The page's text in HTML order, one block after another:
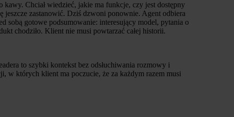
Chciał wiedzieć, jakie ma funkcje, czy jest dostępny
jeszcze zastanowić. Dziś dzwoni ponownie. Agent odbiera
sobą gotowe podsumowanie: interesujący model, pytania o
chodziło. Klient nie musi powtarzać całej historii.
to szybki kontekst bez odsłuchiwania rozmowy i
w których klient ma poczucie, że za każdym razem musi